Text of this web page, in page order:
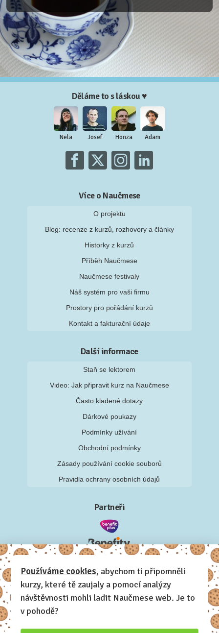
Děláme to s láskou ♥
Nela Josef Honza Adam
Více o Naučmese
O projektu
Blog: recenze z kurzů, rozhovory a články
Historky z kurzů
Příběh Naučmese
Naučmese festivaly
Náš systém pro vaši firmu
Prostory pro pořádání kurzů
Kontakt a fakturační údaje
Další informace
Staň se lektorem
Video: Jak připravit kurz na Naučmese
Často kladené dotazy
Dárkové poukazy
Podmínky užívání
Obchodní podmínky
Zásady používání cookie souborů
Pravidla ochrany osobních údajů
Partneři
Používáme cookies, abychom ti připomněli
kurzy, které tě zaujaly a pomocí analýzy
návštěvnosti mohli ladit Naučmese web. Je to
v pohodě?